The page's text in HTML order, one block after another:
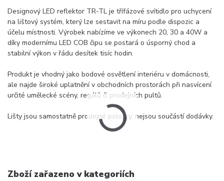
Designový LED reflektor TR-TL je třífázové svítidlo pro uchycení
na lištový systém, který lze sestavit na míru podle dispozic a
účelu místnosti. Výrobek nabízíme ve výkonech 20, 30 a 40W a
díky modernímu LED COB čipu se postará o úsporný chod a
stabilní výkon v řádu desítek tisíc hodin.
Produkt je vhodný jako bodové osvětlení interiéru v domácnosti,
ale najde široké uplatnění v obchodních prostorách při nasvícení
určité umělecké scény, regálů či prodejních pultů.
Lišty jsou samostatně prodejné položky, nejsou součástí dodávky.
Zboží zařazeno v kategoriích